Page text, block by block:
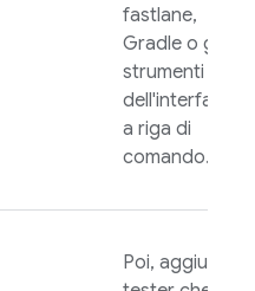
fastlane,
Gradle o gli
strumenti
dell'interfaccia
a riga di
comando.
Poi, aggiungi i